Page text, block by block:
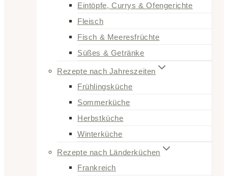
Eintöpfe, Currys & Ofengerichte
Fleisch
Fisch & Meeresfrüchte
Süßes & Getränke
Rezepte nach Jahreszeiten
Frühlingsküche
Sommerküche
Herbstküche
Winterküche
Rezepte nach Länderküchen
Frankreich